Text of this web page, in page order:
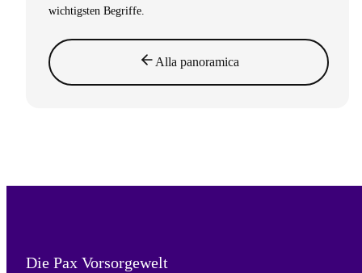
wichtigsten Begriffe.
Alla panoramica
Die Pax Vorsorgewelt